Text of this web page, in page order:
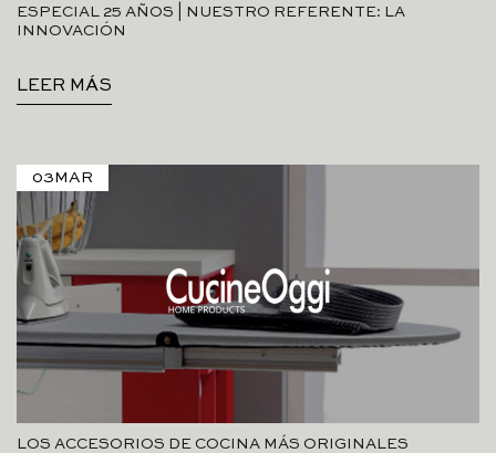
ESPECIAL 25 AÑOS | NUESTRO REFERENTE: LA
INNOVACIÓN
LEER MÁS
LOS ACCESORIOS DE COCINA MÁS ORIGINALES
03 MAR